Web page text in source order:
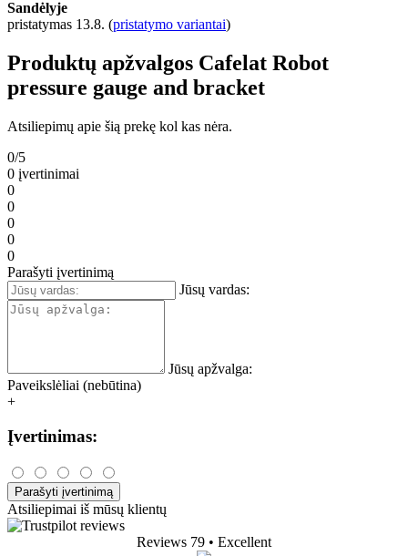
Sandėlyje
pristatymas 13.8. (pristatymo variantai)
Produktų apžvalgos Cafelat Robot
pressure gauge and bracket
Atsiliepimų apie šią prekę kol kas nėra.
0/5
0 įvertinimai
0
0
0
0
0
Parašyti įvertinimą
Jūsų vardas:
Jūsų apžvalga:
Paveikslėliai (nebūtina)
+
Įvertinimas:
Parašyti įvertinimą
Atsiliepimai iš mūsų klientų
Reviews 79 • Excellent